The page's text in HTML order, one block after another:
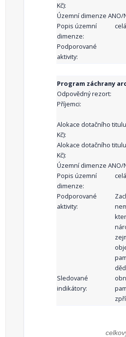
Kč):
Územní dimenze ANO/
Popis územní
dimenze:
Podporované
aktivity:
Program záchrany
Odpovědný rezort:
Příjemci:
Alokace dotačního
Kč):
Alokace dotačního
Kč):
Územní dimenze ANO/
Popis územní
dimenze:
Podporované
aktivity:
Sledované
indikátory: